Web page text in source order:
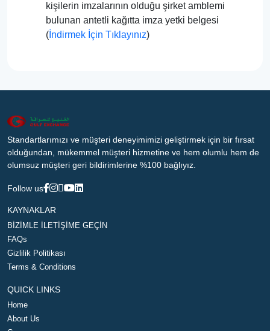
kişilerin imzalarının olduğu şirket amblemi
bulunan antetli kağıtta imza yetki belgesi
( İndirmek İçin Tıklayınız)
Standartlarımızı ve müşteri deneyimimizi geliştirmek için bir fırsat
olduğundan, mükemmel müşteri hizmetine ve hem olumlu hem de
olumsuz müşteri geri bildirimlerine %100 bağlıyız.
Follow us
KAYNAKLAR
BİZİMLE İLETİŞİME GEÇİN
FAQs
Gizlilik Politikası
Terms & Conditions
QUICK LINKS
Home
About Us